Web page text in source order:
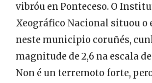
vibróu en Ponteceso. O
Xeográfico Nacional situou o
neste municipio coruñés,
magnitude de 2,6 na escala
Non é un terremoto forte,